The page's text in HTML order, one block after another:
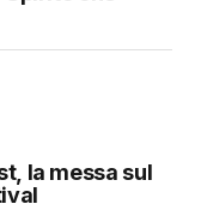
la messa sul